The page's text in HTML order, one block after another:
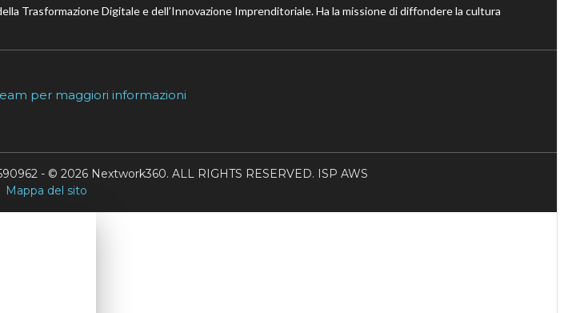
Trasformazione Digitale e dell’Innovazione Imprenditoriale. Ha la missione di diffondere la cultura
per maggiori informazioni
- © 2026 Nextwork360. ALL RIGHTS RESERVED. ISP AWS
Mappa del sito